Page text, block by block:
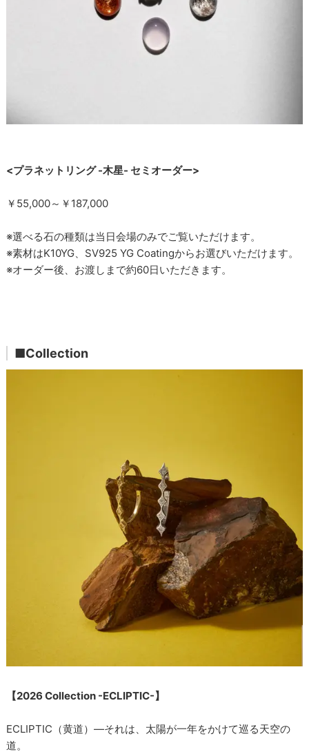
<プラネットリング -木星- セミオーダー>
￥55,000～￥187,000
※選べる石の種類は当日会場のみでご覧いただけます。
※素材はK10YG、SV925 YG Coatingからお選びいただけます。
※オーダー後、お渡しまで約60日いただきます。
■Collection
【2026 Collection -ECLIPTIC-】
ECLIPTIC（黄道）―それは、太陽が一年をかけて巡る天空の
道。